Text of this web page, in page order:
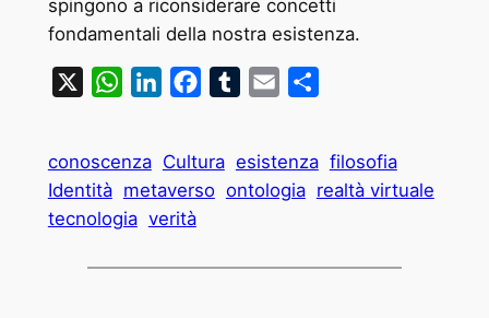
spingono a riconsiderare concetti
fondamentali della nostra esistenza.
WhatsAppLinkedInFacebookTumblrEmail
conoscenza Cultura esistenza filosofia
Identità metaverso ontologia realtà virtuale
tecnologia verità